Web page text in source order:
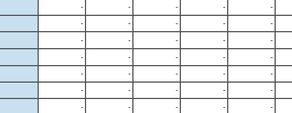
- - - - -
- - - - -
- - - - -
- - - - -
- - - - -
- - - - -
- - - - -